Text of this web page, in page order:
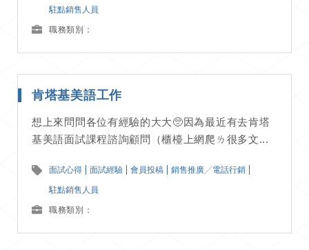
駐點銷售人員
職務類別：
肯塔基美語工作
想上來問問各位有經驗的大大🥺因為最近有去肯塔
基美語面試課程諮詢顧問（櫃檯上網爬ㄌ很多文...
面試心得 面試經驗 會員投稿 銷售推廣╱電話行銷
駐點銷售人員
職務類別：